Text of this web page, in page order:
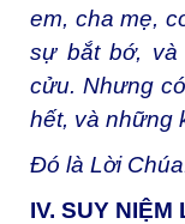
em, cha mẹ,
sự bắt bớ,
cửu. Nhưng
hết, và những
Ðó là Lời
IV. SUY NIỆM